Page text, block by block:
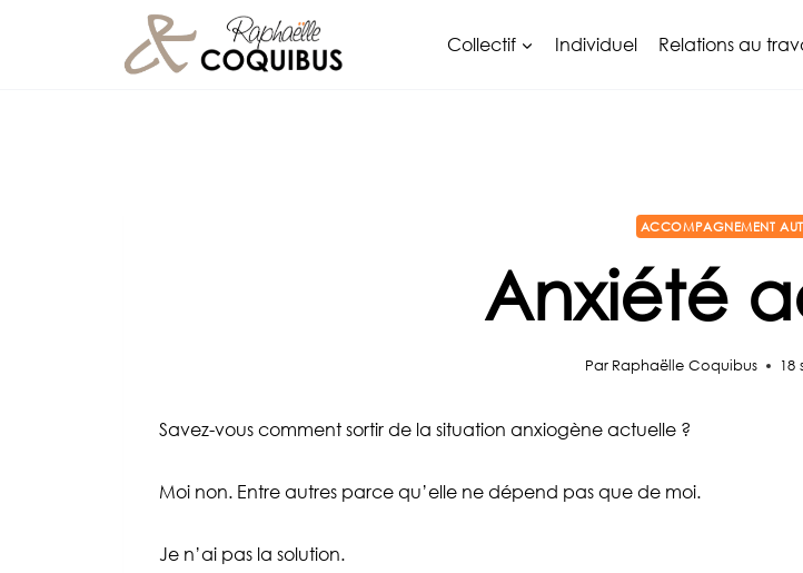
Collectif Individuel Relations au
ACCOMPAGNEMENT
Anxiété
Par Raphaëlle Coquibus 18
Savez-vous comment sortir de la situation anxiogène actuelle ?
Moi non. Entre autres parce qu’elle ne dépend pas que de moi.
Je n’ai pas la solution.